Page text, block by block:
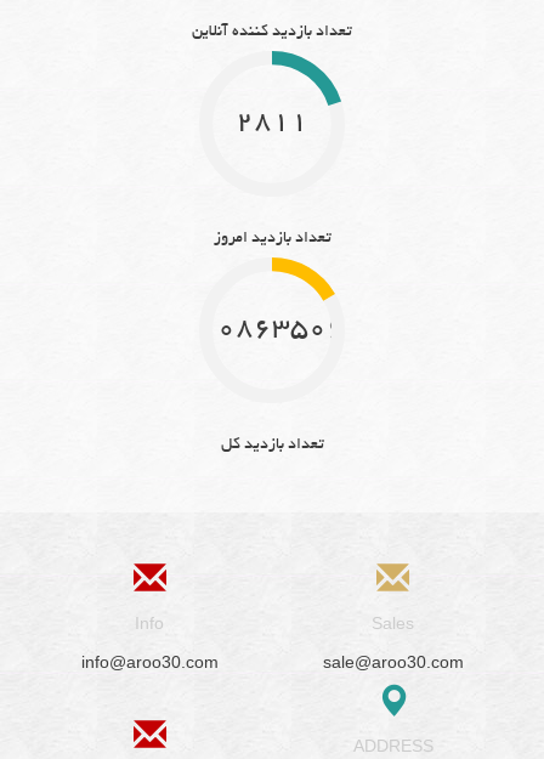
تعداد بازدید کننده آنلاین
2811
تعداد بازدید امروز
10863506
تعداد بازدید کل
Info
info@aroo30.com
Sales
sale@aroo30.com
ADDRESS